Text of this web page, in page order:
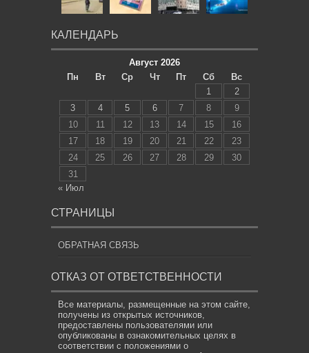
КАЛЕНДАРЬ
Август 2026
Пн
Вт Ср Чт Пт Сб
Вс
1
2
3
4 5 6 7 8
9
10
11 12 13 14 15
16
17
18 19 20 21 22
23
24
25 26 27 28 29
30
31
« Июл
СТРАНИЦЫ
ОБРАТНАЯ СВЯЗЬ
ОТКАЗ ОТ ОТВЕТСТВЕННОСТИ
Все материалы, размещенные на этом сайте,
получены из открытых источников,
предоставлены пользователями или
опубликованы в ознакомительных целях в
соответствии с положениями о